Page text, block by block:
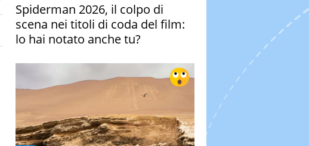
Spiderman 2026, il colpo di
scena nei titoli di coda del film:
lo hai notato anche tu?